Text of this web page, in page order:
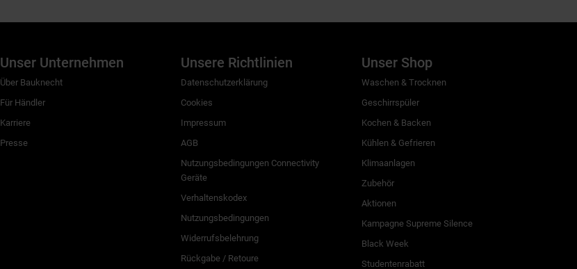
Unser Unternehmen
Über Bauknecht
Für Händler
Karriere
Presse
Unsere Richtlinien
Datenschutzerklärung
Cookies
Impressum
AGB
Nutzungsbedingungen Connectivity
Geräte
Verhaltenskodex
Nutzungsbedingungen
Widerrufsbelehrung
Rückgabe / Retoure
Unser Shop
Waschen & Trocknen
Geschirrspüler
Kochen & Backen
Kühlen & Gefrieren
Klimaanlagen
Zubehör
Aktionen
Kampagne Supreme Silence
Black Week
Studentenrabatt